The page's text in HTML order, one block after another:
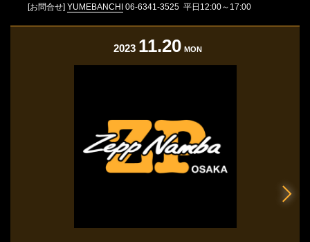
[お問合せ] YUMEBANCHI 06-6341-3525 平日12:00～17:00
2023 11.20 MON